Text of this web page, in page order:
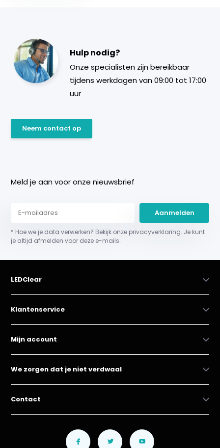
Hulp nodig?
Onze specialisten zijn bereikbaar
tijdens werkdagen van 09:00 tot 17:00
uur
Neem contact op
Meld je aan voor onze nieuwsbrief
Aanmelden
* Hoe we je data verwerken? Bekijk onze privacyverklaring. Je kunt
je altijd afmelden voor deze e-mails.
LEDClear
Klantenservice
Mijn account
We zorgen dat je niet verdwaal
Contact